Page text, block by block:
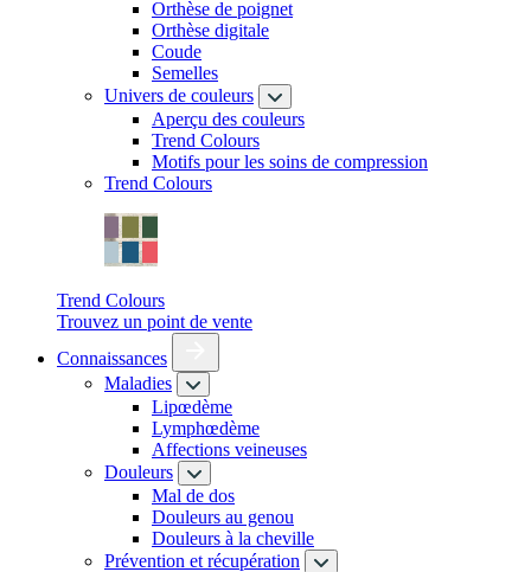
Orthèse de poignet
Orthèse digitale
Coude
Semelles
Univers de couleurs
Aperçu des couleurs
Trend Colours
Motifs pour les soins de compression
Trend Colours
Trend Colours
Trouvez un point de vente
Connaissances
Maladies
Lipœdème
Lymphœdème
Affections veineuses
Douleurs
Mal de dos
Douleurs au genou
Douleurs à la cheville
Prévention et récupération